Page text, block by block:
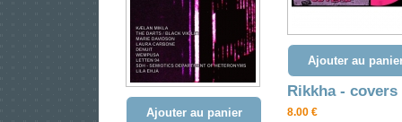
Ajouter au panier
Ajouter au
Rikkha - covers
8.00 €